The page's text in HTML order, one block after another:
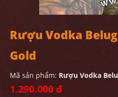
Rượu Vodka
Gold
Mã sản phẩm: Rượu Vodka
1.290.000 đ